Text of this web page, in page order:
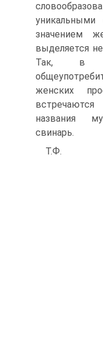
значением
выделяется
Так, в
женских
названия
свинарь.
Т.Ф.